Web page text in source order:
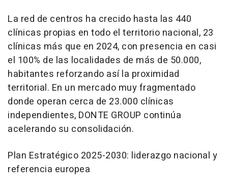
La red de centros ha crecido hasta las 440
clínicas propias en todo el territorio nacional, 23
clínicas más que en 2024, con presencia en casi
el 100% de las localidades de más de 50.000,
habitantes reforzando así la proximidad
territorial. En un mercado muy fragmentado
donde operan cerca de 23.000 clínicas
independientes, DONTE GROUP continúa
acelerando su consolidación.
Plan Estratégico 2025-2030: liderazgo nacional y
referencia europea